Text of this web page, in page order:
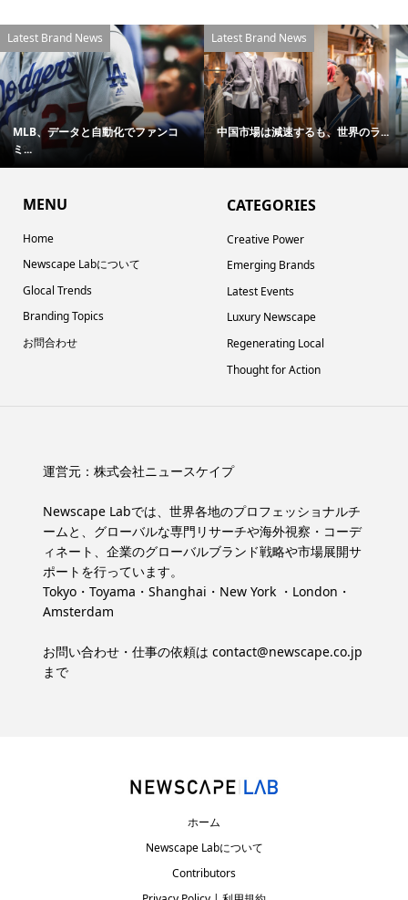
Latest Brand News
MLB、データと自動化でファンコ
ミ...
Latest Brand News
中国市場は減速するも、世界のラ...
MENU
Home
Newscape Labについて
Glocal Trends
Branding Topics
お問合わせ
CATEGORIES
Creative Power
Emerging Brands
Latest Events
Luxury Newscape
Regenerating Local
Thought for Action
運営元： 株式会社ニュースケイプ
Newscape Labでは、世界各地のプロフェッショナルチ
ームと、グローバルな専門リサーチや海外視察・コーデ
ィネート、企業のグローバルブランド戦略や市場展開サ
ポートを行っています。
Tokyo・Toyama・Shanghai・New York ・London・
Amsterdam
お問い合わせ・仕事の依頼は contact@newscape.co.jp
まで
ホーム
Newscape Labについて
Contributors